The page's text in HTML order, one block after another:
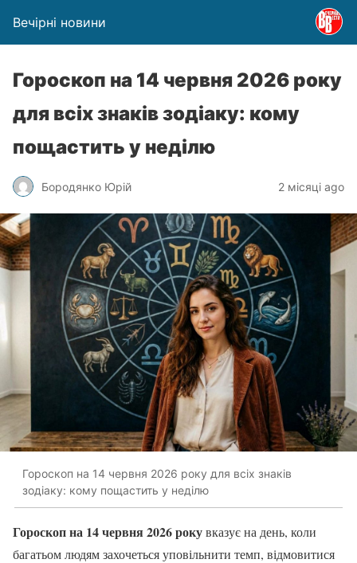
Вечірні новини
Гороскоп на 14 червня 2026 року
для всіх знаків зодіаку: кому
пощастить у неділю
Бородянко Юрій 2 місяці ago
Гороскоп на 14 червня 2026 року для всіх знаків
зодіаку: кому пощастить у неділю
Гороскоп на 14 червня 2026 рокувказує на день, коли
багатьом людям захочеться уповільнити темп, відмовитися